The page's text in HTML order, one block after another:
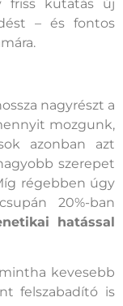
friss kutatás új
– és fontos
nagyrészt a
mozgunk,
azonban azt
szerepet
régebben úgy
20%-ban
hatással
kevesebb
felszabadító is